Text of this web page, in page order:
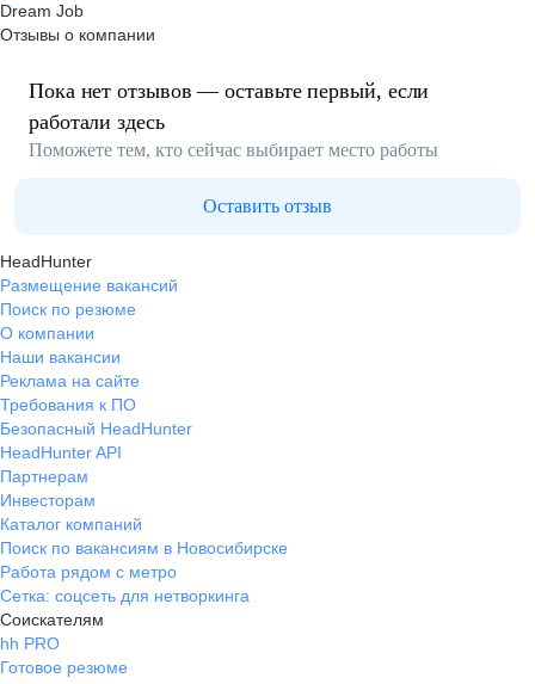
Dream Job
Отзывы о компании
Пока нет отзывов — оставьте первый, если
работали здесь
Поможете тем, кто сейчас выбирает место работы
Оставить отзыв
HeadHunter
Размещение вакансий
Поиск по резюме
О компании
Наши вакансии
Реклама на сайте
Требования к ПО
Безопасный HeadHunter
HeadHunter API
Партнерам
Инвесторам
Каталог компаний
Поиск по вакансиям в Новосибирске
Работа рядом с метро
Сетка: соцсеть для нетворкинга
Соискателям
hh PRO
Готовое резюме